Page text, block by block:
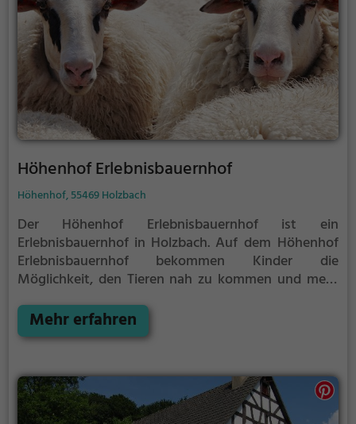
Höhenhof Erlebnisbauernhof
Höhenhof, 55469 Holzbach
Der Höhenhof Erlebnisbauernhof ist ein
Erlebnisbauernhof in Holzbach. Auf dem Höhenhof
Erlebnisbauernhof bekommen Kinder die
Möglichkeit, den Tieren nah zu kommen und mehr
das Leben auf dem Bauernhof zu lernen.
Mehr erfahren